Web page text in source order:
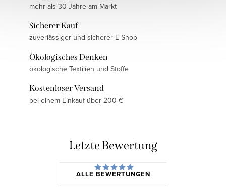
mehr als 30 Jahre am Markt
Sicherer Kauf
zuverlässiger und sicherer E-Shop
Ökologisches Denken
ökologische Textilien und Stoffe
Kostenloser Versand
bei einem Einkauf über 200 €
Letzte Bewertung
ALLE BEWERTUNGEN